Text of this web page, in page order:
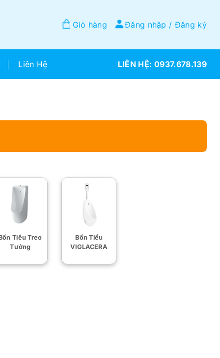
Giỏ hàng Đăng nhập / Đăng ký
Liên Hệ 0937.678.139
Tiểu Treo
Tường
Bồn Tiểu
VIGLACERA